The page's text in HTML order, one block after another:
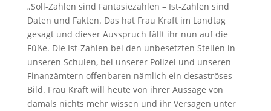
„Soll-Zahlen sind Fantasiezahlen – Ist-Zahlen sind
Daten und Fakten. Das hat Frau Kraft im Landtag
gesagt und dieser Ausspruch fällt ihr nun auf die
Füße. Die Ist-Zahlen bei den unbesetzten Stellen in
unseren Schulen, bei unserer Polizei und unseren
Finanzämtern offenbaren nämlich ein desaströses
Bild. Frau Kraft will heute von ihrer Aussage von
damals nichts mehr wissen und ihr Versagen unter